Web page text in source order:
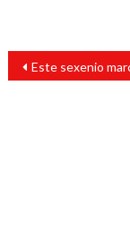
Navegación
entradas
Este sexenio marcará el renacer económico de